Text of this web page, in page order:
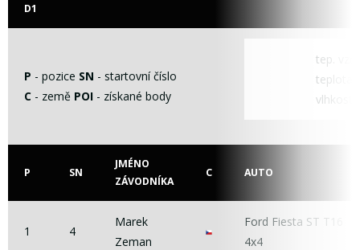
D1
P - pozice SN - startovní číslo
C - země POI - získané body
tep.
teplota
vlhkost
P SN
JMÉNO
ZÁVODNÍKA
C AUTO
1 4
Marek
Zeman
Ford Fiesta ST T16
4x4